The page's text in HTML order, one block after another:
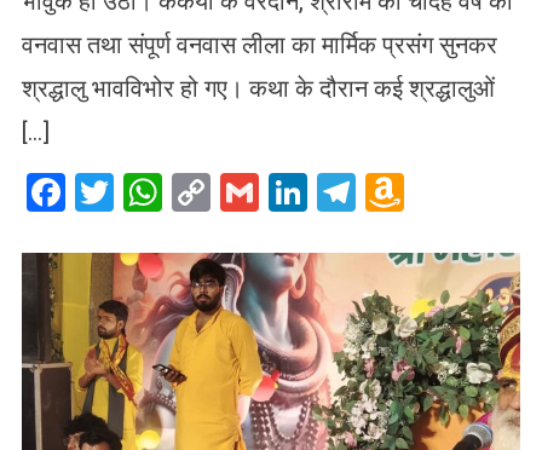
वनवास तथा संपूर्ण वनवास लीला का मार्मिक प्रसंग सुनकर
श्रद्धालु भावविभोर हो गए। कथा के दौरान कई श्रद्धालुओं
[…]
Facebook
Twitter
WhatsApp
CopyGmailLinkedIn
Telegram
List